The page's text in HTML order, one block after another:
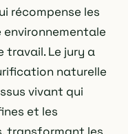
récompense les
travail. Le jury a
naturelle
vivant qui
et les